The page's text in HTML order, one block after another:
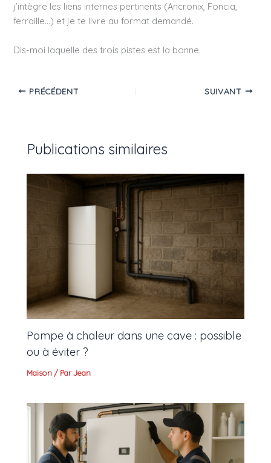
j’intègre les liens internes pertinents (Ancronix, Foncia,
ferraille…) et je te livre au format demandé.
Dis-moi laquelle des trois pistes est la bonne.
PRÉCÉDENT SUIVANT
Publications similaires
Pompe à chaleur dans une cave : possible
ou à éviter ?
Maison / ParJean